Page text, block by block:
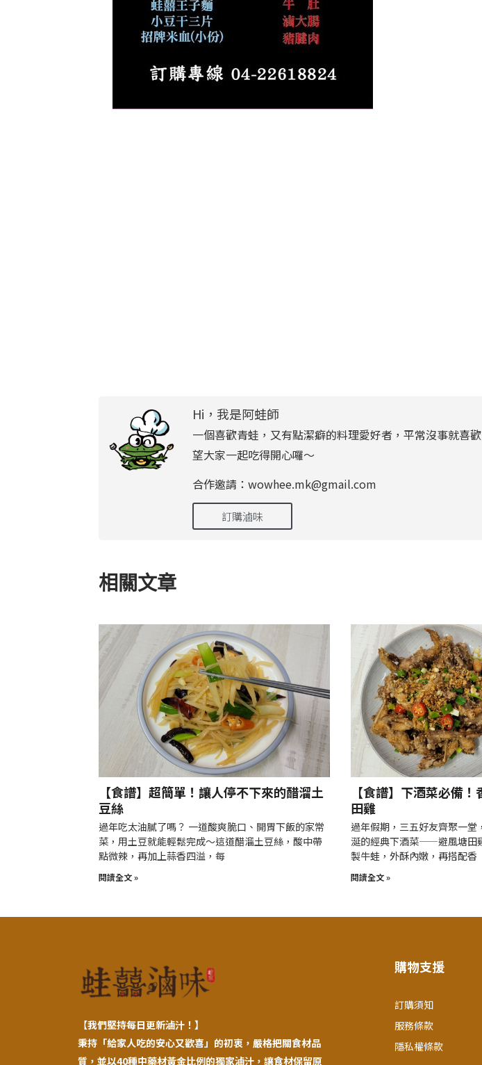
Hi，我是阿蛙師
一個喜歡青蛙，又有點潔癖的料理愛好者，平常沒事就喜
望大家一起吃得開心囉～
合作邀請：wowhee.mk@gmail.com
訂購滷味
相關文章
【食譜】超簡單！讓人停不下來的醋溜土
豆絲
過年吃太油膩了嗎？ 一道酸爽脆口、開胃下飯的家常
菜，用土豆就能輕鬆完成～這道醋溜土豆絲，酸中帶
點微辣，再加上蒜香四溢，每
閱讀全文 »
【食譜】下酒菜必備
田雞
過年假期，三五好友齊聚一堂
涎的經典下酒菜——避風塘田
製牛蛙，外酥內嫩，再搭配香
閱讀全文 »
【我們堅持每日更新滷汁！】
秉持「給家人吃的安心又歡喜」的初衷，嚴格把關食材品
質，並以40種中藥材黃金比例的獨家滷汁，讓食材保留原
購物支援
訂購須知
服務條款
隱私權條款